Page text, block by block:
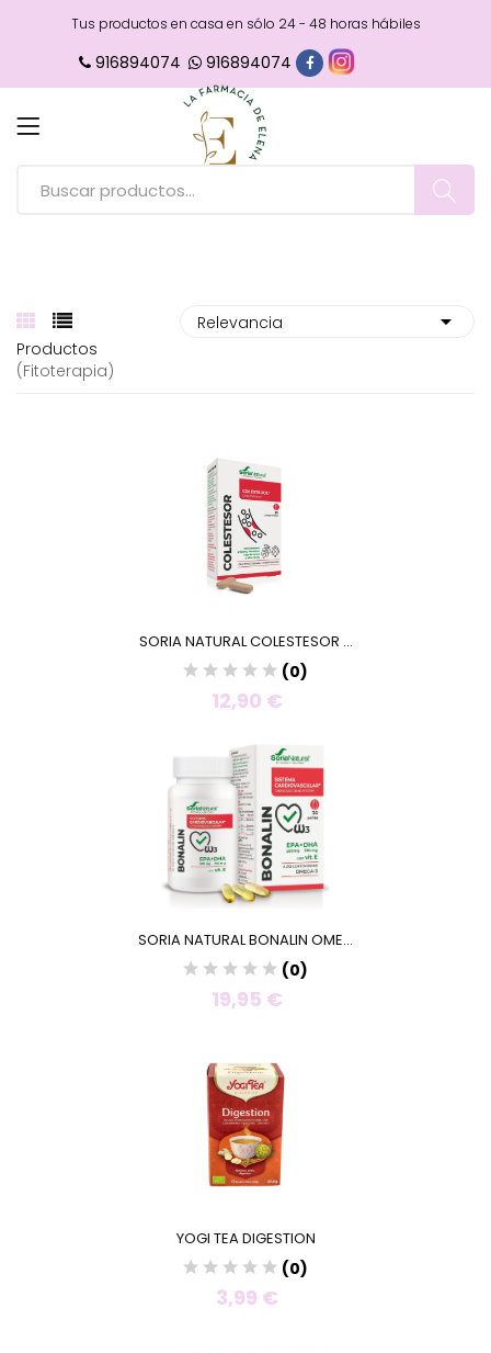
Tus productos en casa en sólo 24 - 48 horas hábiles
916894074 916894074
Productos
(fitoterapia)
SORIA NATURAL COLESTESOR ...
(0)
12,90 €
SORIA NATURAL BONALIN OME...
(0)
19,95 €
YOGI TEA DIGESTION
(0)
3,99 €